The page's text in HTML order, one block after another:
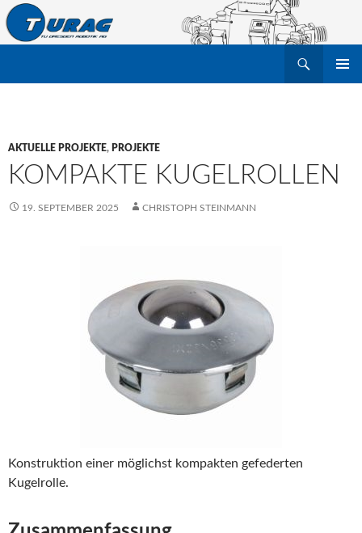
AKTUELLE PROJEKTE, PROJEKTE
KOMPAKTE KUGELROLLEN
19. SEPTEMBER 2025 CHRISTOPH STEINMANN
Konstruktion einer möglichst kompakten gefederten
Kugelrolle.